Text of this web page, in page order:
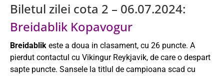
Biletul zilei cota 2 – 06.07.2024:
Breidablik Kopavogur
Breidablik este a doua in clasament, cu 26 puncte. A
pierdut contactul cu Vikingur Reykjavik, de care o despart
sapte puncte. Sansele la titlul de campioana scad cu